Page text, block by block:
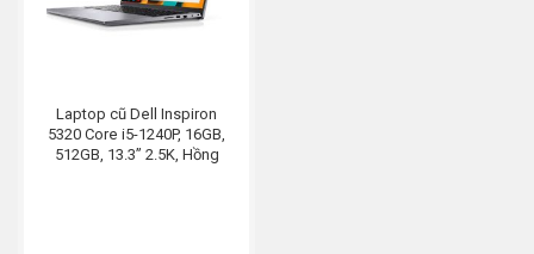
Laptop cũ Dell Inspiron
5320 Core i5-1240P, 16GB,
512GB, 13.3” 2.5K, Hồng